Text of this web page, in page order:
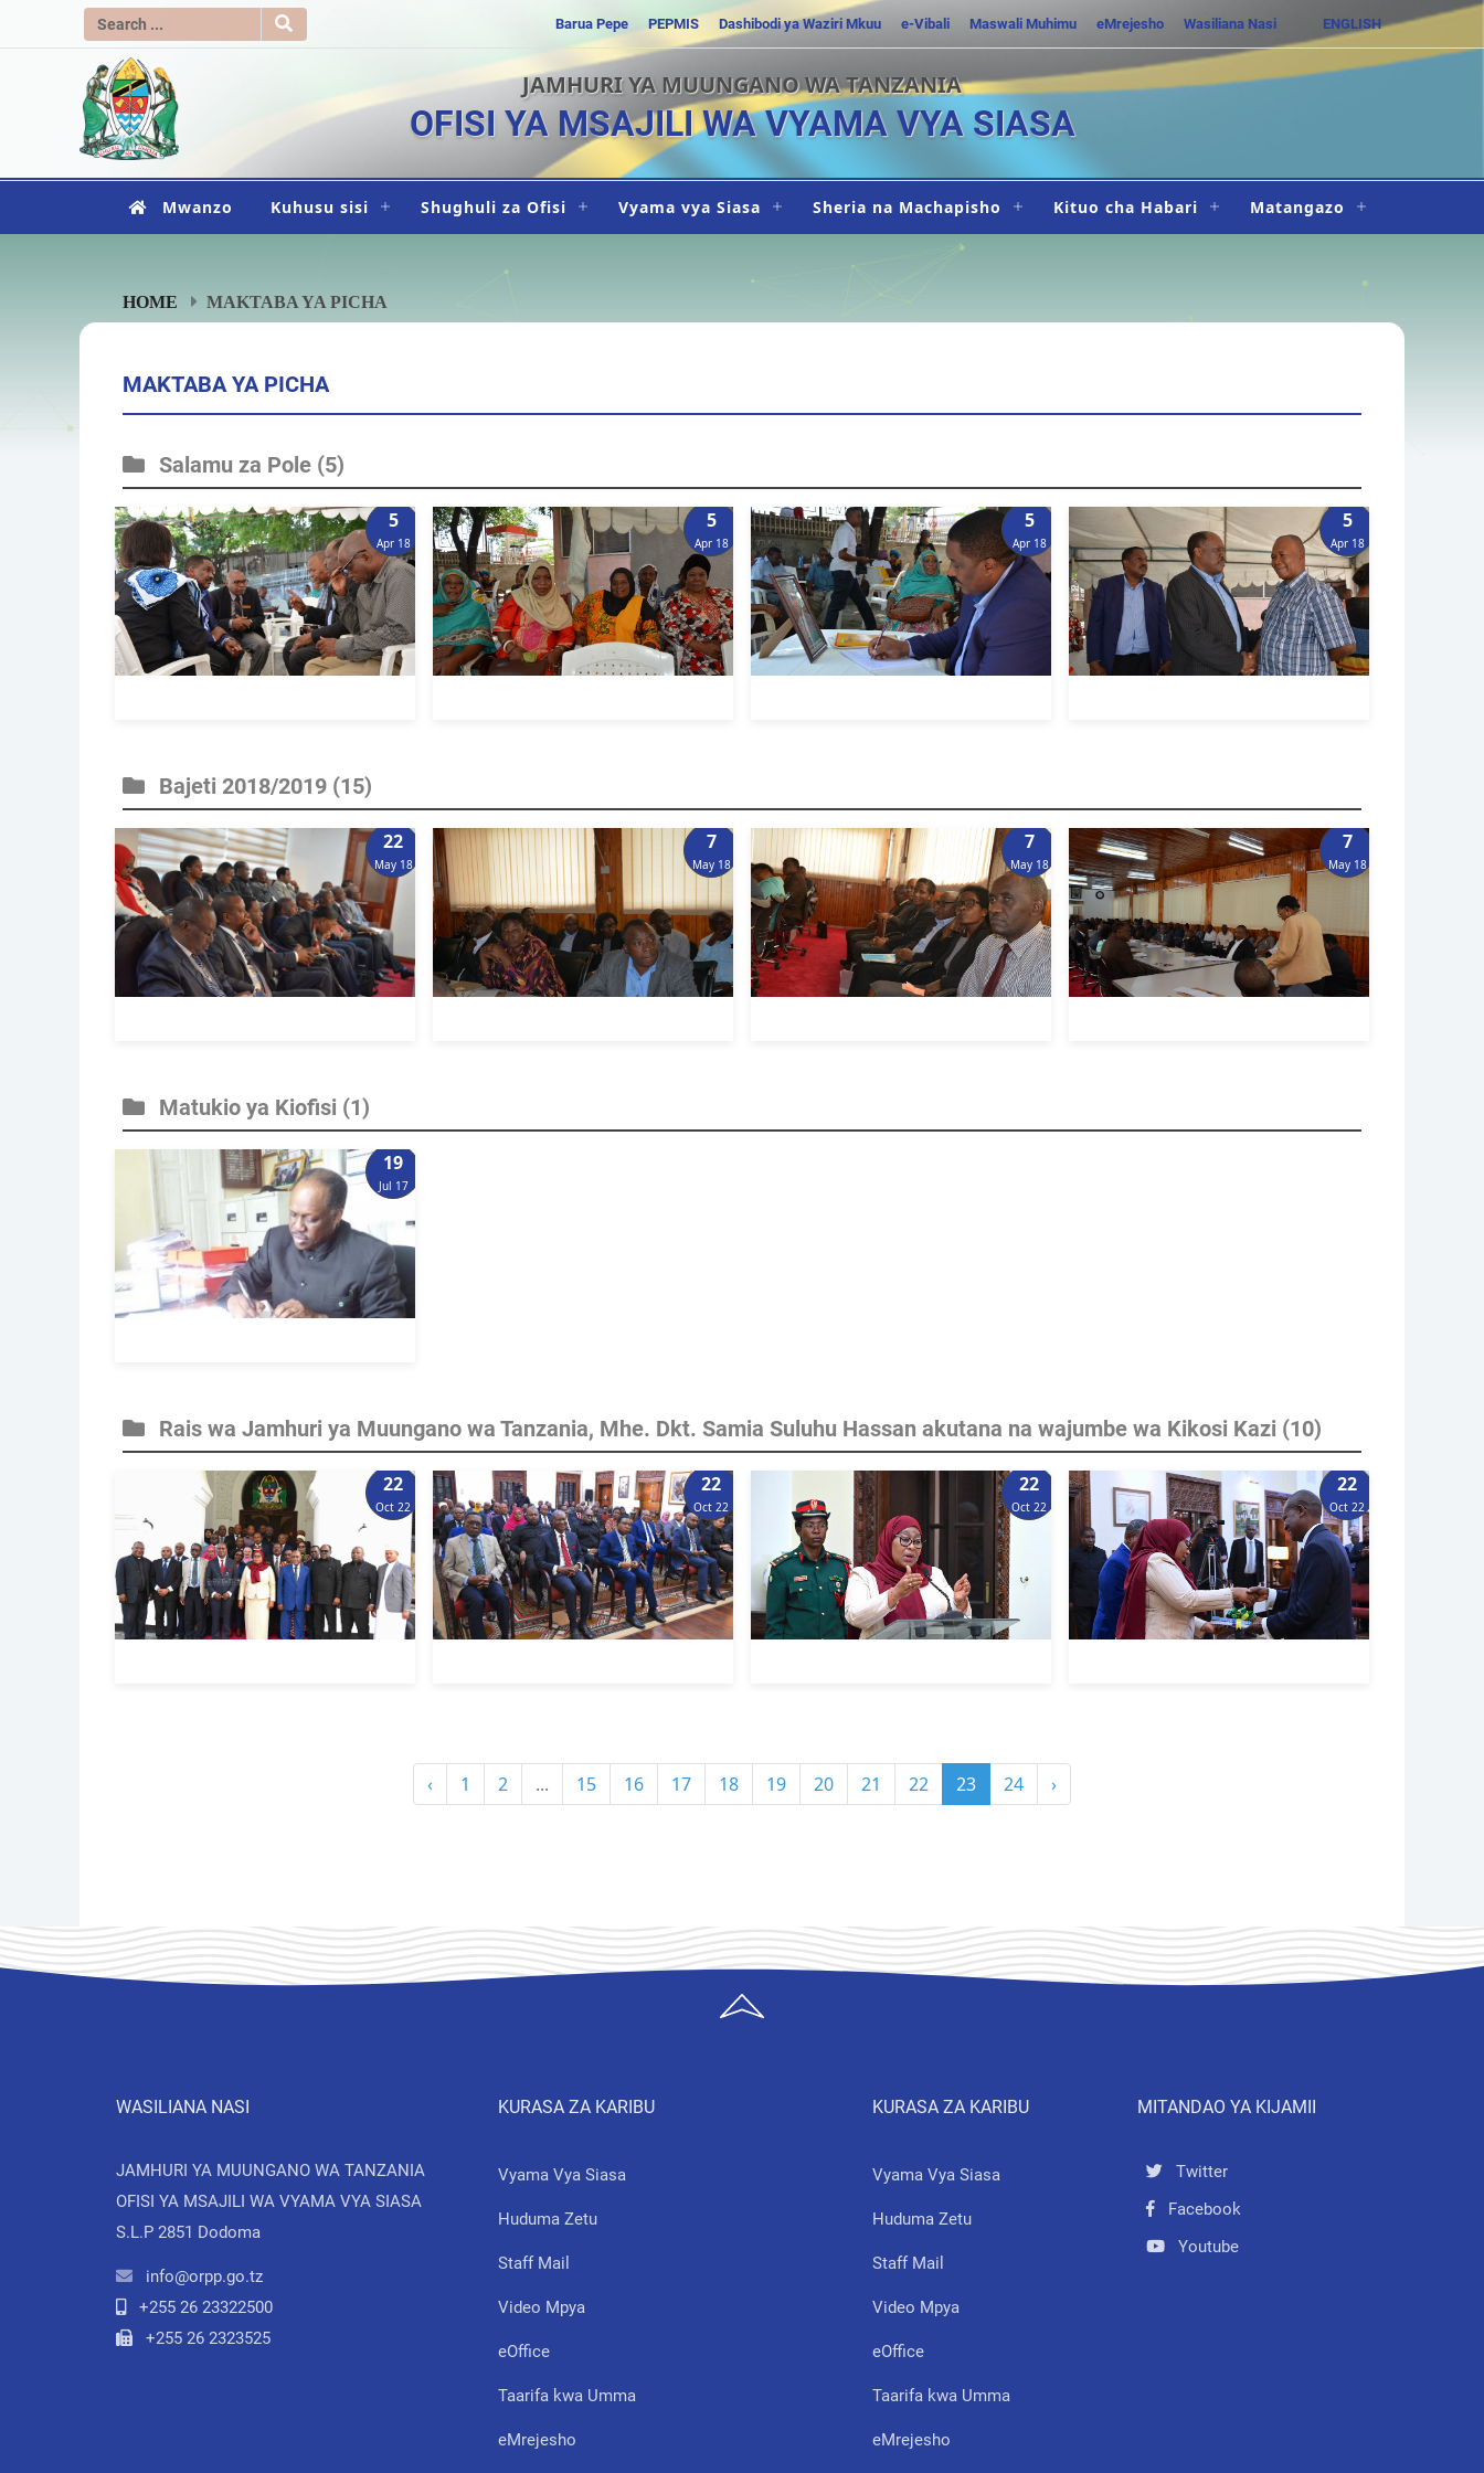
Barua Pepe PEPMIS Dashibodi ya Waziri Mkuu e-Vibali Maswali Muhimu eMrejesho Wasiliana Nasi ENGLISH
JAMHURI YA MUUNGANO WA TANZANIA
OFISI YA MSAJILI WA VYAMA VYA SIASA
Mwanzo Kuhusu sisi Shughuli za Ofisi Vyama vya Siasa Sheria na Machapisho Kituo cha Habari Matangazo
HOME MAKTABA YA PICHA
MAKTABA YA PICHA
Salamu za Pole (5)
5
Apr 18
5
Apr 18
5
Apr 18
5
Apr 18
Bajeti 2018/2019 (15)
22
May 18
7
May 18
7
May 18
7
May 18
Matukio ya Kiofisi (1)
19
Jul 17
Rais wa Jamhuri ya Muungano wa Tanzania, Mhe. Dkt. Samia Suluhu Hassan akutana na wajumbe wa Kikosi Kazi (10)
22
Oct 22
22
Oct 22
22
Oct 22
22
Oct 22
‹ 1 2 ... 15 16 17 18 19 20 21 22 23 24 ›
WASILIANA NASI
JAMHURI YA MUUNGANO WA TANZANIA
OFISI YA MSAJILI WA VYAMA VYA SIASA
S.L.P 2851 Dodoma
info@orpp.go.tz
+255 26 23322500
+255 26 2323525
KURASA ZA KARIBU
Vyama Vya Siasa
Huduma Zetu
Staff Mail
Video Mpya
eOffice
Taarifa kwa Umma
eMrejesho
KURASA ZA KARIBU
Vyama Vya Siasa
Huduma Zetu
Staff Mail
Video Mpya
eOffice
Taarifa kwa Umma
eMrejesho
MITANDAO YA KIJAMII
Twitter
Facebook
Youtube